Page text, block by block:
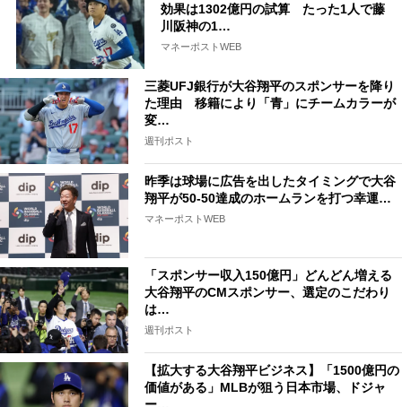
効果は1302億円の試算 たった1人で藤
川阪神の1…
マネーポストWEB
三菱UFJ銀行が大谷翔平のスポンサーを降り
た理由 移籍により「青」にチームカラーが
変…
週刊ポスト
昨季は球場に広告を出したタイミングで大谷
翔平が50-50達成のホームランを打つ幸運…
マネーポストWEB
「スポンサー収入150億円」どんどん増える
大谷翔平のCMスポンサー、選定のこだわり
は…
週刊ポスト
【拡大する大谷翔平ビジネス】「1500億円の
価値がある」MLBが狙う日本市場、ドジャ